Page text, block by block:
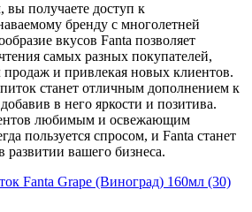
вы получаете доступ к
бренду с многолетней
вкусов Fanta позволяет
самых разных покупателей,
продаж и привлекая новых клиентов.
станет отличным дополнением к
в него яркости и позитива.
любимым и освежающим
пользуется спросом, и Fanta станет
вашего бизнеса.